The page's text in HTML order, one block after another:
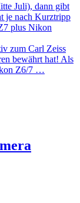
Juli), dann gibt
je nach Kurztripp
plus Nikon
zum Carl Zeiss
bewährt hat! Als
Z6/7 …